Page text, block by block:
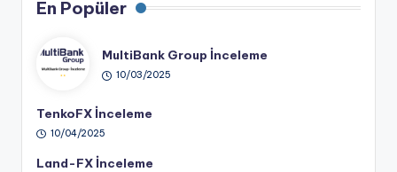
En Popüler
MultiBank Group İnceleme
10/03/2025
TenkoFX İnceleme
10/04/2025
Land-FX İnceleme